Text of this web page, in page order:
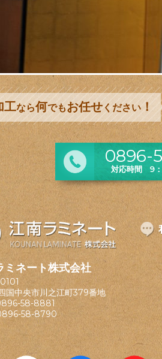
工なら何でもお任せ ください ！
0896-
対応時間 9
ミネート株式会社
国中央市川之江町379番地
58-8881
58-8790